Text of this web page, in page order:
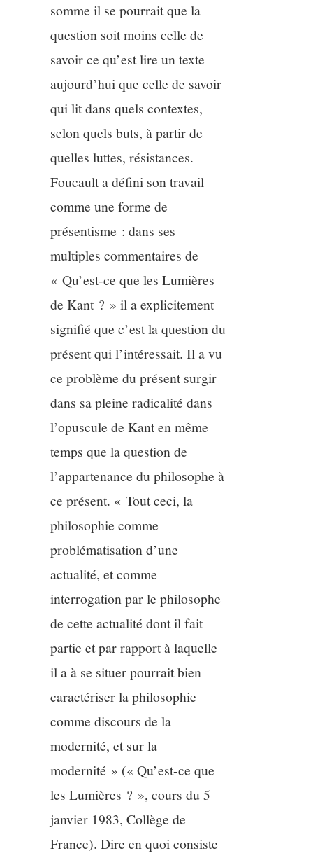
somme il se pourrait que la
question soit moins celle de
savoir ce qu’est lire un texte
aujourd’hui que celle de savoir
qui lit dans quels contextes,
selon quels buts, à partir de
quelles luttes, résistances.
Foucault a défini son travail
comme une forme de
présentisme : dans ses
multiples commentaires de
« Qu’est-ce que les Lumières
de Kant ? » il a explicitement
signifié que c’est la question du
présent qui l’intéressait. Il a vu
ce problème du présent surgir
dans sa pleine radicalité dans
l’opuscule de Kant en même
temps que la question de
l’appartenance du philosophe à
ce présent. « Tout ceci, la
philosophie comme
problématisation d’une
actualité, et comme
interrogation par le philosophe
de cette actualité dont il fait
partie et par rapport à laquelle
il a à se situer pourrait bien
caractériser la philosophie
comme discours de la
modernité, et sur la
modernité » (« Qu’est-ce que
les Lumières ? », cours du 5
janvier 1983, Collège de
France). Dire en quoi consiste